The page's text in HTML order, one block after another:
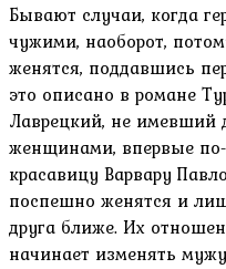
Бывают случаи, когда
чужими, наоборот,
женятся, поддавшись
это описано в романе
Лаврецкий, не имевший
женщинами, впервые
красавицу Варвару
поспешно женятся и
друга ближе. Их
начинает изменять